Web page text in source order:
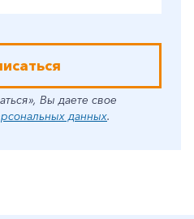
Вы даете свое
данных.